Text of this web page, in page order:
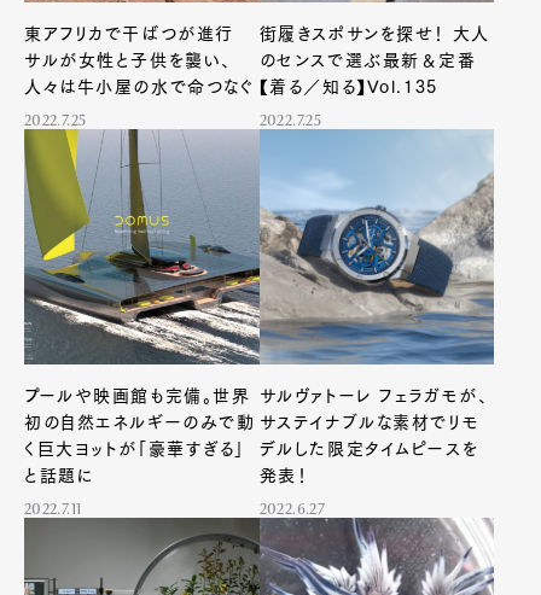
東アフリカで干ばつが進行
サルが女性と子供を襲い、
人々は牛小屋の水で命つなぐ
2022.7.25
街履きスポサンを探せ！ 大人
のセンスで選ぶ最新＆定番
【着る／知る】Vol.135
2022.7.25
プールや映画館も完備。世界
初の自然エネルギーのみで動
く巨大ヨットが「豪華すぎる」
と話題に
2022.7.11
サルヴァトーレ フェラガモが、
サステイナブルな素材でリモ
デルした限定タイムピースを
発表！
2022.6.27